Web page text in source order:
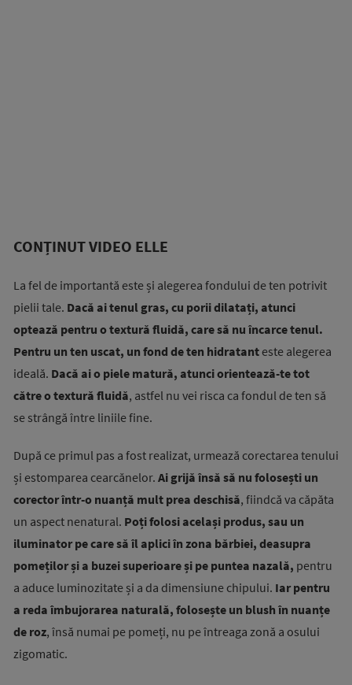
CONȚINUT VIDEO ELLE
La fel de importantă este și alegerea fondului de ten potrivit
pielii tale. Dacă ai tenul gras, cu porii dilatați, atunci
optează pentru o textură fluidă, care să nu încarce tenul.
Pentru un ten uscat, un fond de ten hidratanteste alegerea
ideală. Dacă ai o piele matură, atunci orientează-te tot
către o textură fluidă, astfel nu vei risca ca fondul de ten să
se strângă între liniile fine.
După ce primul pas a fost realizat, urmează corectarea tenului
și estomparea cearcănelor. Ai grijă însă să nu folosești un
corector într-o nuanță mult prea deschisă, fiindcă va căpăta
un aspect nenatural. Poți folosi același produs, sau un
iluminator pe care să îl aplici în zona bărbiei, deasupra
pomeților și a buzei superioare și pe puntea nazală, pentru
a aduce luminozitate și a da dimensiune chipului. Iar pentru
a reda îmbujorarea naturală, folosește un blush în nuanțe
de roz, însă numai pe pomeți, nu pe întreaga zonă a osului
zigomatic.